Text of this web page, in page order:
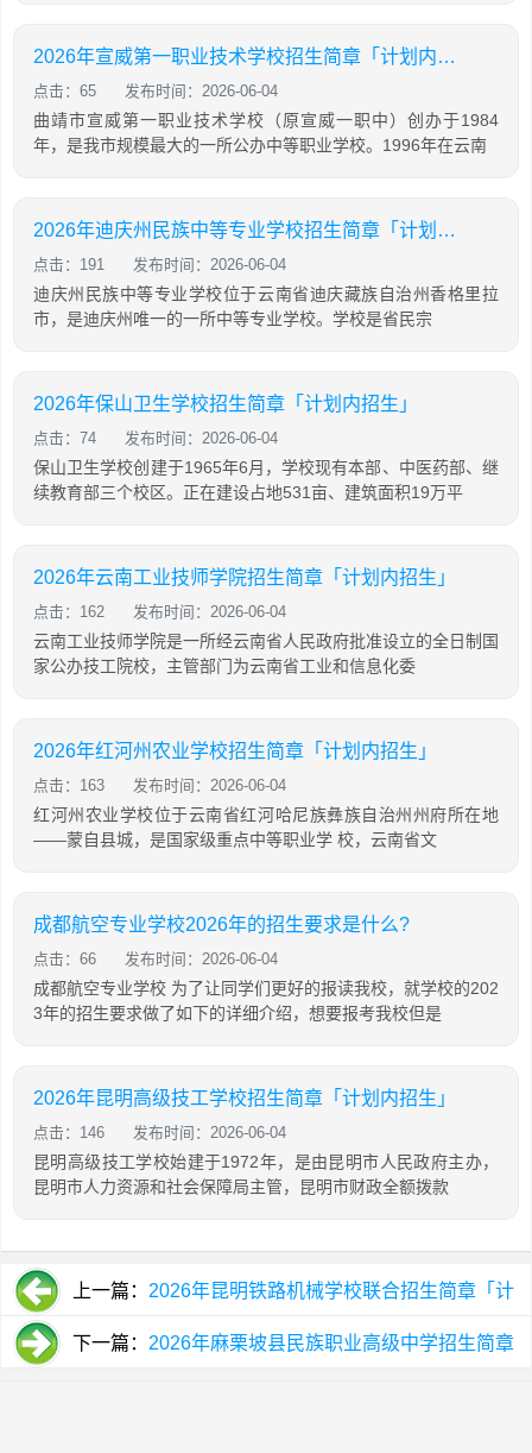
2026年宣威第一职业技术学校招生简章「计划内招生」
点击：65 发布时间：2026-06-04
曲靖市宣威第一职业技术学校（原宣威一职中）创办于1984
年，是我市规模最大的一所公办中等职业学校。1996年在云南
2026年迪庆州民族中等专业学校招生简章「计划内招生」
点击：191 发布时间：2026-06-04
迪庆州民族中等专业学校位于云南省迪庆藏族自治州香格里拉
市，是迪庆州唯一的一所中等专业学校。学校是省民宗
2026年保山卫生学校招生简章「计划内招生」
点击：74 发布时间：2026-06-04
保山卫生学校创建于1965年6月，学校现有本部、中医药部、继
续教育部三个校区。正在建设占地531亩、建筑面积19万平
2026年云南工业技师学院招生简章「计划内招生」
点击：162 发布时间：2026-06-04
云南工业技师学院是一所经云南省人民政府批准设立的全日制国
家公办技工院校，主管部门为云南省工业和信息化委
2026年红河州农业学校招生简章「计划内招生」
点击：163 发布时间：2026-06-04
红河州农业学校位于云南省红河哈尼族彝族自治州州府所在地
——蒙自县城，是国家级重点中等职业学 校，云南省文
成都航空专业学校2026年的招生要求是什么?
点击：66 发布时间：2026-06-04
成都航空专业学校 为了让同学们更好的报读我校，就学校的202
3年的招生要求做了如下的详细介绍，想要报考我校但是
2026年昆明高级技工学校招生简章「计划内招生」
点击：146 发布时间：2026-06-04
昆明高级技工学校始建于1972年，是由昆明市人民政府主办，
昆明市人力资源和社会保障局主管，昆明市财政全额拨款
上一篇： 2026年昆明铁路机械学校联合招生简章「计
划内招生」
下一篇： 2026年麻栗坡县民族职业高级中学招生简章